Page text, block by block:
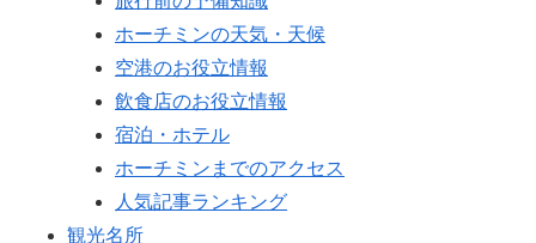
ホーチミンの天気・天候
空港のお役立情報
飲食店のお役立情報
宿泊・ホテル
ホーチミンまでのアクセス
人気記事ランキング
観光名所